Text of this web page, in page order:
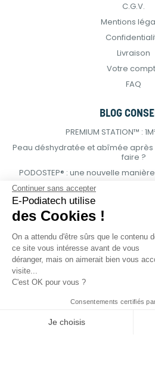
C.G.V.
Mentions
Livraison
Votre
FAQ
BLOG
PREMIUM STATION™ :
Peau déshydratée et abîmée après
faire ?
PODOSTEP® : une nouvelle
Continuer sans accepter
E-Podiatech utilise
des Cookies !
On a attendu d'être sûrs que le contenu
ce site vous intéresse avant de vous
déranger, mais on aimerait bien vous
visite...
C'est OK pour vous ?
Consentements certifiés
Je choisis